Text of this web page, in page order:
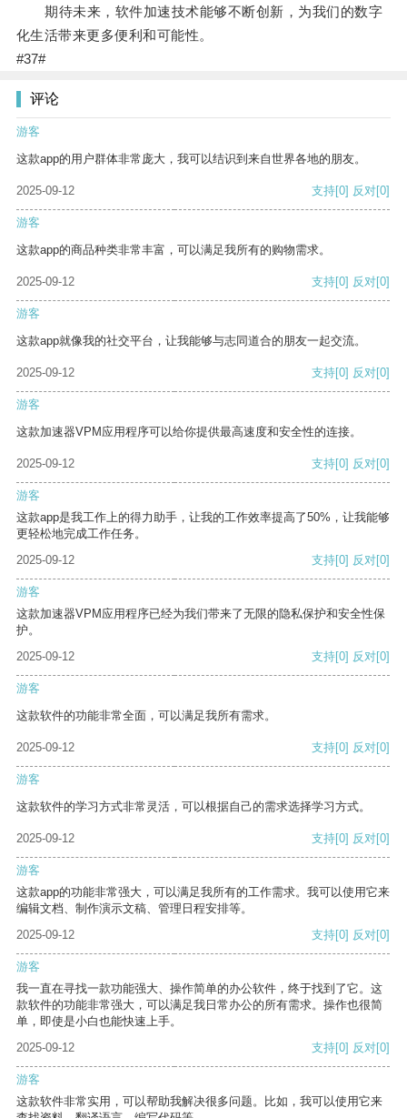
期待未来，软件加速技术能够不断创新，为我们的数字
化生活带来更多便利和可能性。
#37#
评论
游客
这款app的用户群体非常庞大，我可以结识到来自世界各地的朋友。
2025-09-12 支持[0] 反对[0]
游客
这款app的商品种类非常丰富，可以满足我所有的购物需求。
2025-09-12 支持[0] 反对[0]
游客
这款app就像我的社交平台，让我能够与志同道合的朋友一起交流。
2025-09-12 支持[0] 反对[0]
游客
这款加速器VPM应用程序可以给你提供最高速度和安全性的连接。
2025-09-12 支持[0] 反对[0]
游客
这款app是我工作上的得力助手，让我的工作效率提高了50%，让我能够
更轻松地完成工作任务。
2025-09-12
支持[0] 反对[0]
游客
这款加速器VPM应用程序已经为我们带来了无限的隐私保护和安全性保
护。
2025-09-12
支持[0] 反对[0]
游客
这款软件的功能非常全面，可以满足我所有需求。
2025-09-12 支持[0] 反对[0]
游客
这款软件的学习方式非常灵活，可以根据自己的需求选择学习方式。
2025-09-12 支持[0] 反对[0]
游客
这款app的功能非常强大，可以满足我所有的工作需求。我可以使用它来
编辑文档、制作演示文稿、管理日程安排等。
2025-09-12
支持[0] 反对[0]
游客
我一直在寻找一款功能强大、操作简单的办公软件，终于找到了它。这
款软件的功能非常强大，可以满足我日常办公的所有需求。操作也很简
单，即使是小白也能快速上手。
2025-09-12
支持[0] 反对[0]
游客
这款软件非常实用，可以帮助我解决很多问题。比如，我可以使用它来